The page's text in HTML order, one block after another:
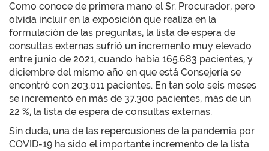
Como conoce de primera mano el Sr. Procurador, pero
olvida incluir en la exposición que realiza en la
formulación de las preguntas, la lista de espera de
consultas externas sufrió un incremento muy elevado
entre junio de 2021, cuando había 165.683 pacientes, y
diciembre del mismo año en que está Consejería se
encontró con 203.011 pacientes. En tan solo seis meses
se incrementó en más de 37.300 pacientes, más de un
22 %, la lista de espera de consultas externas.
Sin duda, una de las repercusiones de la pandemia por
COVID-19 ha sido el importante incremento de la lista